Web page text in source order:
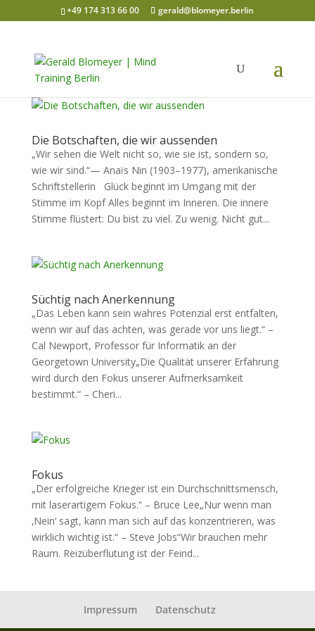
+49 174 313 66 00 gerald@blomeyer.berlin
Die Botschaften, die wir aussenden
„Wir sehen die Welt nicht so, wie sie ist, sondern so,
wie wir sind.“— Anaïs Nin (1903–1977), amerikanische
Schriftstellerin Glück beginnt im Umgang mit der
Stimme im Kopf Alles beginnt im Inneren. Die innere
Stimme flüstert: Du bist zu viel. Zu wenig. Nicht gut...
Süchtig nach Anerkennung
„Das Leben kann sein wahres Potenzial erst entfalten,
wenn wir auf das achten, was gerade vor uns liegt.“ –
Cal Newport, Professor für Informatik an der
Georgetown University„Die Qualität unserer Erfahrung
wird durch den Fokus unserer Aufmerksamkeit
bestimmt.“ – Cheri...
Fokus
„Der erfolgreiche Krieger ist ein Durchschnittsmensch,
mit laserartigem Fokus.“ – Bruce Lee„Nur wenn man
‚Nein‘ sagt, kann man sich auf das konzentrieren, was
wirklich wichtig ist.“ – Steve Jobs“Wir brauchen mehr
Raum. Reizüberflutung ist der Feind...
Impressum Datenschutz